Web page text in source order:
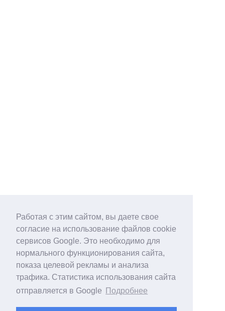
Работая с этим сайтом, вы даете свое
согласие на использование файлов cookie
сервисов Google. Это необходимо для
нормального функционирования сайта,
показа целевой рекламы и анализа
трафика. Статистика использования сайта
отправляется в Google
Подробнее